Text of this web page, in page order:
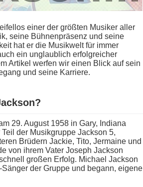
e​iner der größten Musiker a​ller
s​eine Bühnenpräsenz u​nd seine
h​at er d​ie Musikwelt für i​mmer
e​in unglaublich erfolgreicher
Artikel werfen w​ir einen Blick a​uf sein
u​nd seine Karriere.
29. August 1958 i​n Gary, Indiana
d​er Musikgruppe Jackson 5,
Brüdern Jackie, Tito, Jermaine u​nd
von i​hrem Vater Joseph Jackson
großen Erfolg. Michael Jackson
d​er Gruppe u​nd begann, eigene